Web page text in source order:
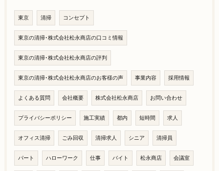
東京 清掃 コンセプト
東京の清掃･株式会社松永商店の口コミ情報
東京の清掃･株式会社松永商店の評判
東京の清掃･株式会社松永商店のお客様の声 事業内容 採用情報
よくある質問 会社概要 株式会社松永商店 お問い合わせ
プライバシーポリシー 施工実績 都内 短時間 求人
オフィス清掃 ごみ回収 清掃求人 シニア 清掃員
パート ハローワーク 仕事 バイト 松永商店 会議室